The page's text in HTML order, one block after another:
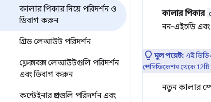
কালার পিকার দিয়ে পরিদর্শন ও
ডিবাগ করুন
গ্রিড লেআউট পরিদর্শন
ফ্লেক্সবক্স লেআউটগুলি পরিদর্শন
এবং ডিবাগ করুন
কন্টেইনার প্রশ্নগুলি পরিদর্শন এবং
কালার পিকার
নন-এইচডি এবং
মূল পয়েন্ট:এই
স্পেসিফিকেশন থেকে
নতুন কালার